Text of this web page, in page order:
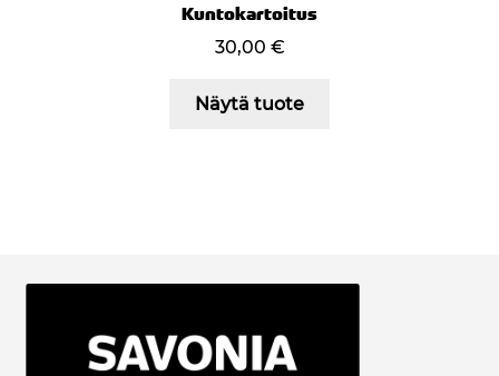
Kuntokartoitus
30,00 €
Näytä tuote